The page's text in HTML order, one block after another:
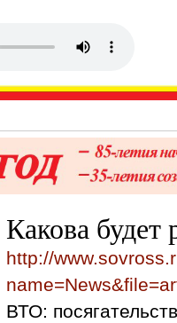
Какова будет
http://
ВТО: